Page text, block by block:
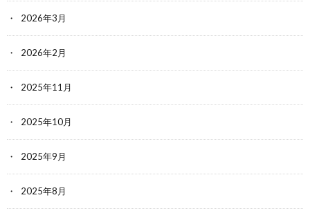
2026年3月
2026年2月
2025年11月
2025年10月
2025年9月
2025年8月